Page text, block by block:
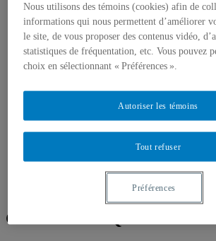
À propos des publications
À propos des Éditions les petits
Actualités
À propos
Accessibilité
Contact
Proposition de projet
Partenaires
Salle de presse
Galerie de l’UQAM
Nous utilisons des témoins (cookies) afin de
informations qui nous permettent d’améliorer
le site, de vous proposer des contenus vidéo,
statistiques de fréquentation, etc. Vous pouvez
choix en sélectionnant « Préférences ».
Tout refuser
Autoriser les témoins
Préférences